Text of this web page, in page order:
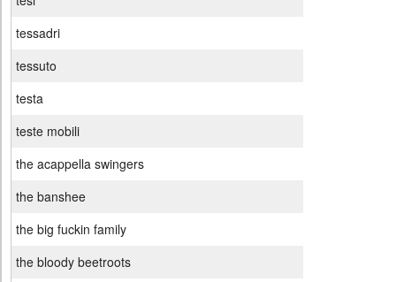
tessadri
tessuto
testa
teste mobili
the acappella swingers
the banshee
the big fuckin family
the bloody beetroots